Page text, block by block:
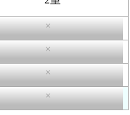
×
×
×
×